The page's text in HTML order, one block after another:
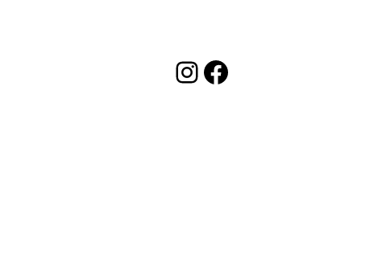
Instagram
Facebook